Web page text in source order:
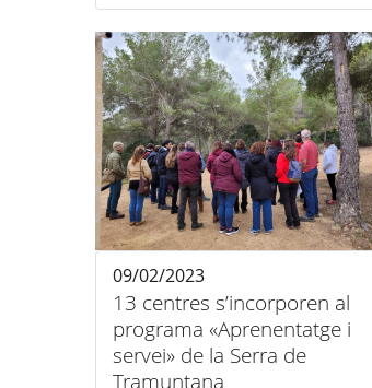
13 centres s’incorporen al
programa «Aprenentatge i
servei» de la Serra de
Tramuntana
09/02/2023